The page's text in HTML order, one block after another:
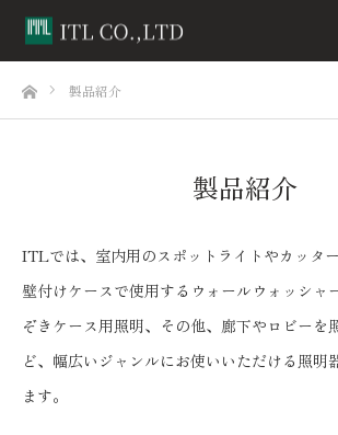
ホーム製品紹介
製品紹介
ITLでは、室内用のスポットライトやカッター
壁付けケースで使用するウォールウォッシャ
ぞきケース用照明、その他、廊下やロビーを
ど、幅広いジャンルにお使いいただける照明
ます。